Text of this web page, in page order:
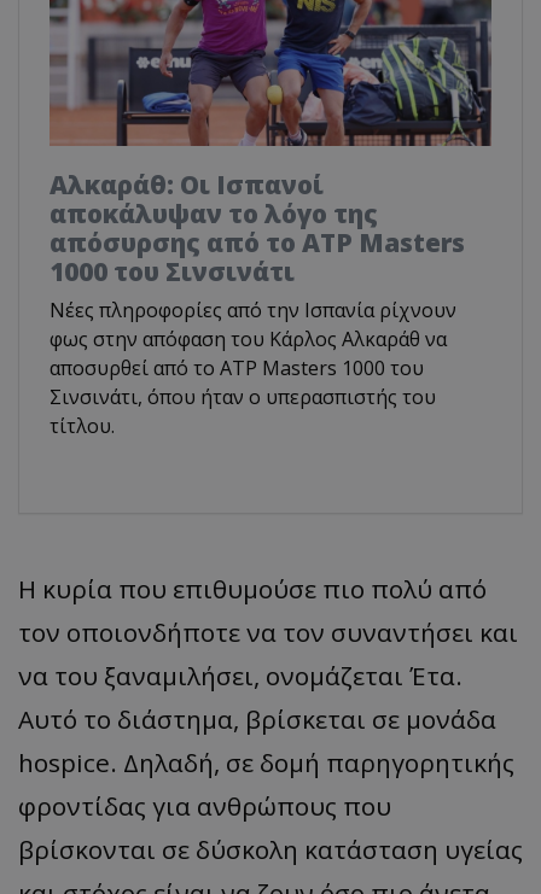
Αλκαράθ: Οι Ισπανοί
αποκάλυψαν το λόγο της
απόσυρσης από το ATP Masters
1000 του Σινσινάτι
Νέες πληροφορίες από την Ισπανία ρίχνουν
φως στην απόφαση του Κάρλος Αλκαράθ να
αποσυρθεί από το ATP Masters 1000 του
Σινσινάτι, όπου ήταν ο υπερασπιστής του
τίτλου.
Η κυρία που επιθυμούσε πιο πολύ από
τον οποιονδήποτε να τον συναντήσει και
να του ξαναμιλήσει, ονομάζεται Έτα.
Αυτό το διάστημα, βρίσκεται σε μονάδα
hospice. Δηλαδή, σε δομή παρηγορητικής
φροντίδας για ανθρώπους που
βρίσκονται σε δύσκολη κατάσταση υγείας